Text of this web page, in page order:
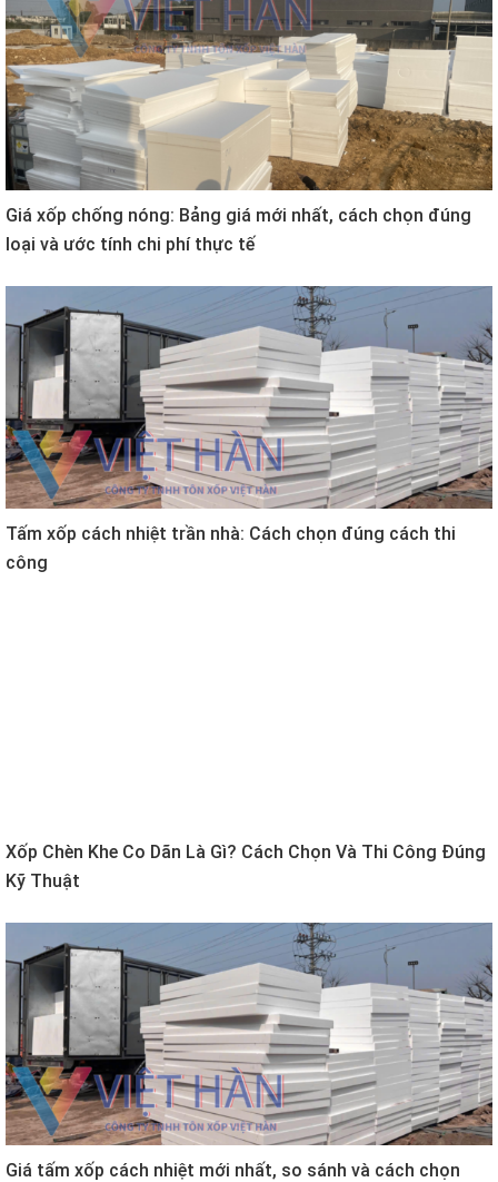
Giá xốp chống nóng: Bảng giá mới nhất, cách chọn đúng
loại và ước tính chi phí thực tế
Tấm xốp cách nhiệt trần nhà: Cách chọn đúng cách thi
công
Xốp Chèn Khe Co Dãn Là Gì? Cách Chọn Và Thi Công Đúng
Kỹ Thuật
Giá tấm xốp cách nhiệt mới nhất, so sánh và cách chọn